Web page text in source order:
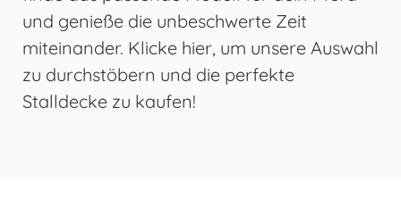
und genieße die unbeschwerte Zeit
miteinander. Klicke hier, um unsere Auswahl
zu durchstöbern und die perfekte
Stalldecke zu kaufen!